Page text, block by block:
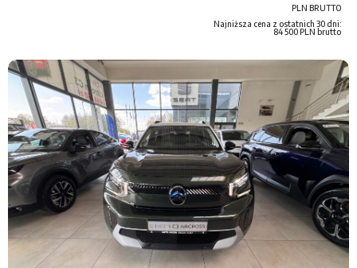
PLN BRUTTO
Najniższa cena z ostatnich 30 dni:
84 500 PLN brutto